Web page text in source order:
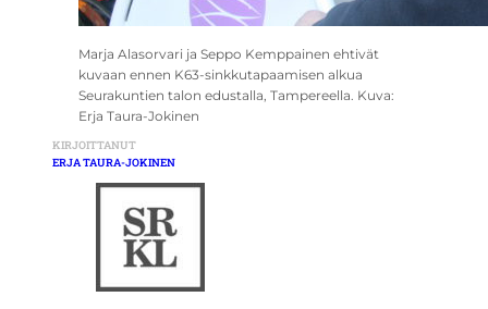
Marja Alasorvari ja Seppo Kemppainen ehtivät
kuvaan ennen K63-sinkkutapaamisen alkua
Seurakuntien talon edustalla, Tampereella. Kuva:
Erja Taura-Jokinen
KIRJOITTANUT
ERJA TAURA-JOKINEN